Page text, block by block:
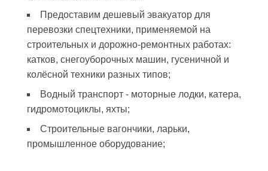
Предоставим дешевый эвакуатор для
перевозки спецтехники, применяемой на
строительных и дорожно-ремонтных работах:
катков, снегоуборочных машин, гусеничной и
колёсной техники разных типов;
Водный транспорт - моторные лодки, катера,
гидромотоциклы, яхты;
Строительные вагончики, ларьки,
промышленное оборудование;